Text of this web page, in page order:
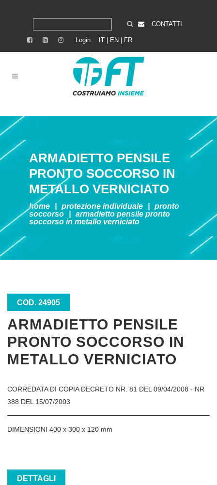
CONTATTI
Login IT EN FR
ARMADIETTO PENSILE
PRONTO SOCCORSO IN
METALLO VERNICIATO
home protezione individuale
pronto
soccorso
armadietto pensile pronto
soccorso in metallo verniciato
COD. 24905
ARMADIETTO PENSILE
PRONTO SOCCORSO IN
METALLO VERNICIATO
CORREDATA DI COPIA DECRETO NR. 81 DEL 09/04/2008 - NR
388 DEL 15/07/2003
DIMENSIONI 400 x 300 x 120 mm
DETTAGLI